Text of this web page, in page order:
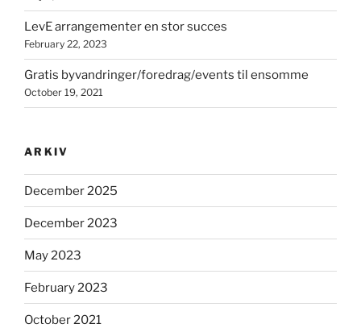
LevE arrangementer en stor succes
February 22, 2023
Gratis byvandringer/foredrag/events til ensomme
October 19, 2021
ARKIV
December 2025
December 2023
May 2023
February 2023
October 2021